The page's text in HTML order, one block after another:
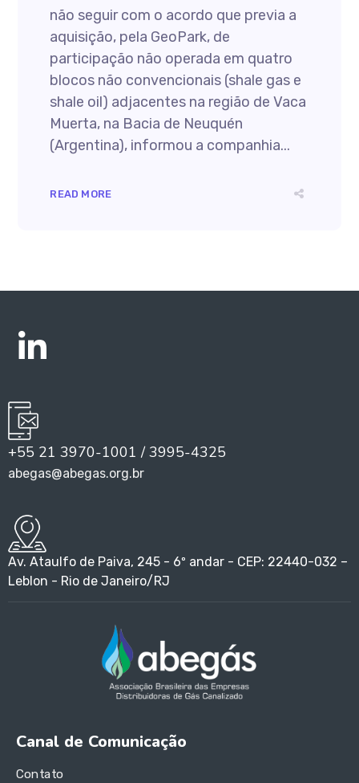
não seguir com o acordo que previa a
aquisição, pela GeoPark, de
participação não operada em quatro
blocos não convencionais (shale gas e
shale oil) adjacentes na região de Vaca
Muerta, na Bacia de Neuquén
(Argentina), informou a companhia...
READ MORE
+55 21 3970-1001 / 3995-4325
abegas@abegas.org.br
Av. Ataulfo de Paiva, 245 - 6º andar - CEP: 22440-032 –
Leblon - Rio de Janeiro/RJ
Canal de Comunicação
Contato